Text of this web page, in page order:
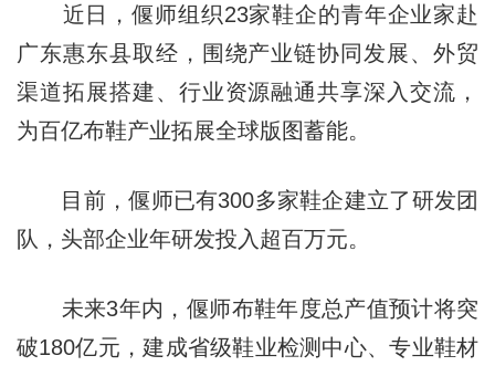
近日，偃师组织23家鞋企的青年企业家赴
广东惠东县取经，围绕产业链协同发展、外贸
渠道拓展搭建、行业资源融通共享深入交流，
为百亿布鞋产业拓展全球版图蓄能。
目前，偃师已有300多家鞋企建立了研发团
队，头部企业年研发投入超百万元。
未来3年内，偃师布鞋年度总产值预计将突
破180亿元，建成省级鞋业检测中心、专业鞋材